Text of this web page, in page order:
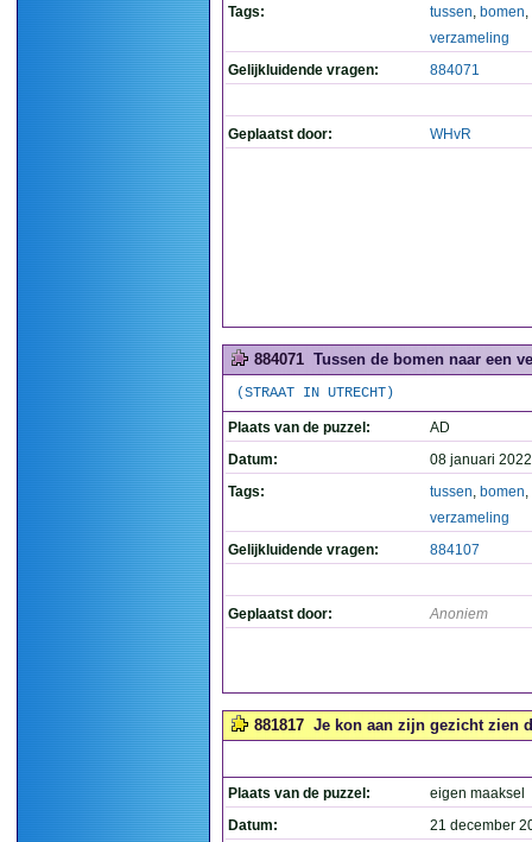
Tags:
tussen, bomen,
verzameling
Gelijkluidende vragen:
884071
Geplaatst door: WHvR
884071 Tussen de bomen naar een
(STRAAT IN UTRECHT)
Plaats van de puzzel:
AD
Datum:
08 januari
Tags:
tussen, bomen,
verzameling
Gelijkluidende vragen:
884107
Geplaatst door: Anoniem
881817 Je kon aan zijn gezicht zien
Plaats van de puzzel:
eigen maaksel
Datum:
21 december